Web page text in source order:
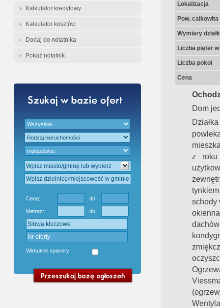
Kalkulator kredytowy
Kalkulator kosztów
Dodaj do notatnika
Pokaż notatnik
Cena: do:
Metraż: do:
Wirtualne spacery
Lokalizacja
Pow.
Wymiary
Liczba pięter
Liczba pokoi
Cena
Dom
z roku
schody